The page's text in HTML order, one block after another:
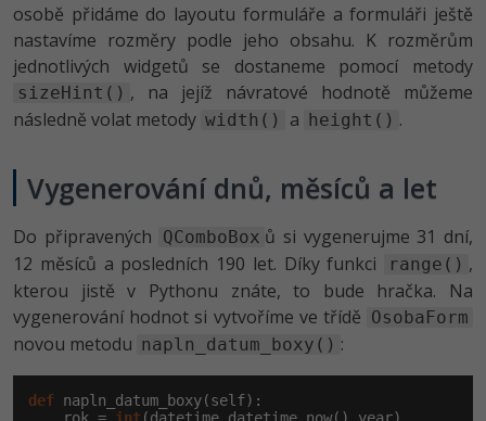
osobě přidáme do layoutu formuláře a formuláři ještě
nastavíme rozměry podle jeho obsahu. K rozměrům
jednotlivých widgetů se dostaneme pomocí metody
sizeHint() , na jejíž návratové hodnotě můžeme
následně volat metody width() a height() .
Vygenerování dnů, měsíců a let
Do připravených QComboBox ů si vygenerujme 31 dní,
12 měsíců a posledních 190 let. Díky funkci
range() ,
kterou jistě v Pythonu znáte, to bude hračka. Na
vygenerování hodnot si vytvoříme ve třídě OsobaForm
novou metodu napln_datum_boxy() :
def napln_datum_boxy(self):
    rok =
int (datetime.datetime.now().year)